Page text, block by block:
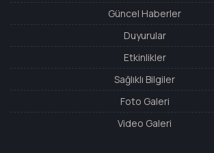
Güncel Haberler
Duyurular
Etkinlikler
Sağlıklı Bilgiler
Foto Galeri
Video Galeri